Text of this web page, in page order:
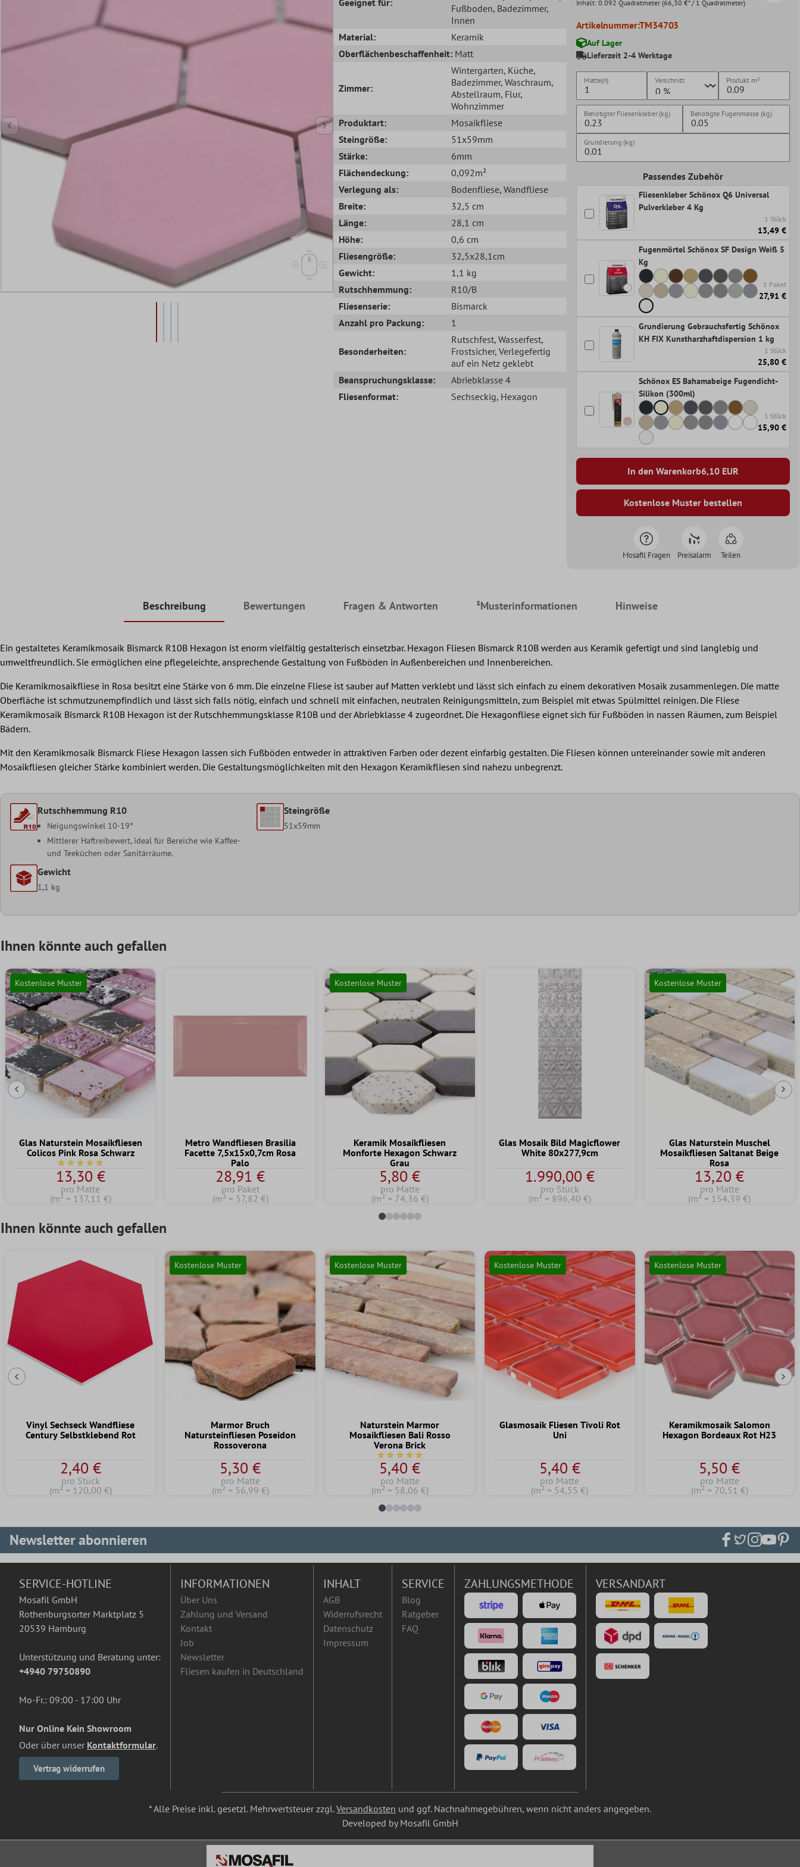
Fußboden, Badezimmer,
Innen
Material:
Keramik
Oberflächenbeschaffenheit: Matt
Zimmer:
Wintergarten, Küche,
Badezimmer, Waschraum,
Abstellraum, Flur,
Wohnzimmer
Produktart:
Mosaikfliese
Steingröße:
51x59mm
Stärke:
6mm
Flächendeckung:
0,092m²
Verlegung als:
Bodenfliese, Wandfliese
Breite:
32,5 cm
Länge:
28,1 cm
Höhe:
0,6 cm
Fliesengröße:
32,5x28,1cm
Gewicht:
1,1 kg
Rutschhemmung:
R10/B
Fliesenserie:
Bismarck
Anzahl pro Packung:
1
Besonderheiten:
Rutschfest, Wasserfest,
Frostsicher, Verlegefertig
auf ein Netz geklebt
Beanspruchungsklasse:
Abriebklasse 4
Fliesenformat:
Sechseckig, Hexagon
Inhalt: 0.092 Quadratmeter (66,30 €* / 1 Quadratmeter)
Artikelnummer:TM34703
Auf Lager
Lieferzeit 2-4 Werktage
Matte(n) Verschnitt Produkt m²
Benötigter Fliesenkleber (kg) Benötigte Fugenmasse (kg)
Grundierung (kg)
Passendes Zubehör
Fliesenkleber Schönox Q6 Universal
Pulverkleber 4 Kg
1 Stück
13,49 €
Fugenmörtel Schönox SF Design Weiß 5
Kg
1 Paket
27,91 €
Grundierung Gebrauchsfertig Schönox
KH FIX Kunstharzhaftdispersion 1 kg
1 Stück
25,80 €
Schönox ES Bahamabeige Fugendicht-
Silikon (300ml)
1 Stück
15,90 €
In den Warenkorb6,10EUR
Kostenlose Muster bestellen
Mosafil Fragen Preisalarm Teilen
Beschreibung Bewertungen Fragen & Antworten ¹Musterinformationen Hinweise
Ein gestaltetes Keramikmosaik Bismarck R10B Hexagon ist enorm vielfältig gestalterisch einsetzbar. Hexagon Fliesen Bismarck R10B werden aus Keramik gefertigt und sind langlebig und
umweltfreundlich. Sie ermöglichen eine pflegeleichte, ansprechende Gestaltung von Fußböden in Außenbereichen und Innenbereichen.
Die Keramikmosaikfliese in Rosa besitzt eine Stärke von 6 mm. Die einzelne Fliese ist sauber auf Matten verklebt und lässt sich einfach zu einem dekorativen Mosaik zusammenlegen. Die matte
Oberfläche ist schmutzunempfindlich und lässt sich falls nötig, einfach und schnell mit einfachen, neutralen Reinigungsmitteln, zum Beispiel mit etwas Spülmittel reinigen. Die Fliese
Keramikmosaik Bismarck R10B Hexagon ist der Rutschhemmungsklasse R10B und der Abriebklasse 4 zugeordnet. Die Hexagonfliese eignet sich für Fußböden in nassen Räumen, zum Beispiel
Bädern.
Mit den Keramikmosaik Bismarck Fliese Hexagon lassen sich Fußböden entweder in attraktiven Farben oder dezent einfarbig gestalten. Die Fliesen können untereinander sowie mit anderen
Mosaikfliesen gleicher Stärke kombiniert werden. Die Gestaltungsmöglichkeiten mit den Hexagon Keramikfliesen sind nahezu unbegrenzt.
Rutschhemmung R10
Neigungswinkel 10-19°
Mittlerer Haftreibewert, ideal für Bereiche wie Kaffee-
und Teeküchen oder Sanitärräume.
Steingröße
51x59mm
Gewicht
1,1 kg
Ihnen könnte auch gefallen
Vorherige Folie
Kostenlose Muster
Glas Naturstein Mosaikfliesen
Colicos Pink Rosa Schwarz
Durchschnittliche Bewertung von 4.7 von 5 Sternen
13,30 €
pro Matte
(m² = 137,11 €)
Metro Wandfliesen Brasilia
Facette 7,5x15x0,7cm Rosa
Palo
28,91 €
pro Paket
(m² = 57,82 €)
Kostenlose Muster
Keramik Mosaikfliesen
Monforte Hexagon Schwarz
Grau
5,80 €
pro Matte
(m² = 74,36 €)
Glas Mosaik Bild Magicflower
White 80x277,9cm
1.990,00 €
pro Stück
(m² = 896,40 €)
Kostenlose Muster
Glas Naturstein Muschel
Mosaikfliesen Saltanat Beige
Rosa
13,20 €
pro Matte
(m² = 154,39 €)
Ihnen könnte auch gefallen
Vorherige Folie
Vinyl Sechseck Wandfliese
Century Selbstklebend Rot
2,40 €
pro Stück
(m² = 120,00 €)
Kostenlose Muster
Marmor Bruch
Natursteinfliesen Poseidon
Rossoverona
5,30 €
pro Matte
(m² = 56,99 €)
Kostenlose Muster
Naturstein Marmor
Mosaikfliesen Bali Rosso
Verona Brick
Durchschnittliche Bewertung von 4.7 von 5 Sternen
5,40 €
pro Matte
(m² = 58,06 €)
Kostenlose Muster
Glasmosaik Fliesen Tivoli Rot
Uni
5,40 €
pro Matte
(m² = 54,55 €)
Kostenlose Muster
Keramikmosaik Salomon
Hexagon Bordeaux Rot H23
5,50 €
pro Matte
(m² = 70,51 €)
Newsletter abonnieren
SERVICE-HOTLINE
Mosafil GmbH
Rothenburgsorter Marktplatz 5
20539 Hamburg
Unterstützung und Beratung unter:
+4940 79750890
Mo-Fr.: 09:00 - 17:00 Uhr
Nur Online Kein Showroom
Oder über unser Kontaktformular.
Vertrag widerrufen
INFORMATIONEN
Über Uns
Zahlung und Versand
Kontakt
Job
Newsletter
Fliesen kaufen in Deutschland
INHALT
AGB
Widerrufsrecht
Datenschutz
Impressum
SERVICE
Blog
Ratgeber
FAQ
ZAHLUNGSMETHODE VERSANDART
* Alle Preise inkl. gesetzl. Mehrwertsteuer zzgl.Versandkosten und ggf. Nachnahmegebühren, wenn nicht anders angegeben.
Developed by Mosafil GmbH